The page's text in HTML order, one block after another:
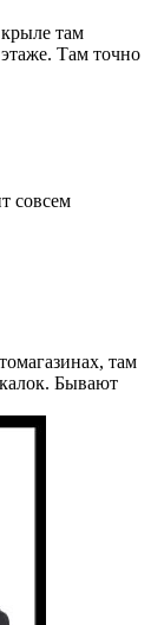
там
Там точно
совсем
там
Бывают